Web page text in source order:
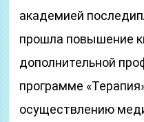
академией
прошла повышение
дополнительной
программе
осуществлению